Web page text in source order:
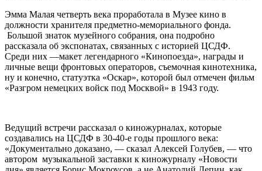
Эмма Малая четверть века проработала в Музее кино в
должности хранителя предметно-мемориального фонда.
Большой знаток музейного собрания, она подробно
рассказала об экспонатах, связанных с историей ЦСДФ.
Среди них —макет легендарного «Кинопоезда», награды и
личные вещи фронтовых операторов, съемочная кинотехника,
ну и конечно, статуэтка «Оскар», которой был отмечен фильм
«Разгром немецких войск под Москвой» в 1943 году.
Ведущий встречи рассказал о киножурналах, которые
создавались на ЦСДФ в 30-40-е годы прошлого века:
«Документально доказано, — сказал Алексей Голубев, — что
автором музыкальной заставки к киножурналу «Новости